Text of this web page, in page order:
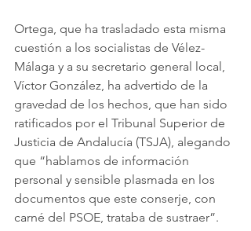
Ortega, que ha trasladado esta misma
cuestión a los socialistas de Vélez-
Málaga y a su secretario general local,
Víctor González, ha advertido de la
gravedad de los hechos, que han sido
ratificados por el Tribunal Superior de
Justicia de Andalucía (TSJA), alegando
que “hablamos de información
personal y sensible plasmada en los
documentos que este conserje, con
carné del PSOE, trataba de sustraer”.